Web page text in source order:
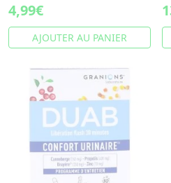
4,99€
AJOUTER AU PANIER